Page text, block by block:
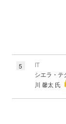
5
IT
シエラ・
川 馨太 氏